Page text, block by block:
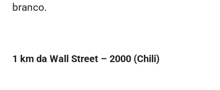
branco.
1 km da Wall Street – 2000 (Chili)